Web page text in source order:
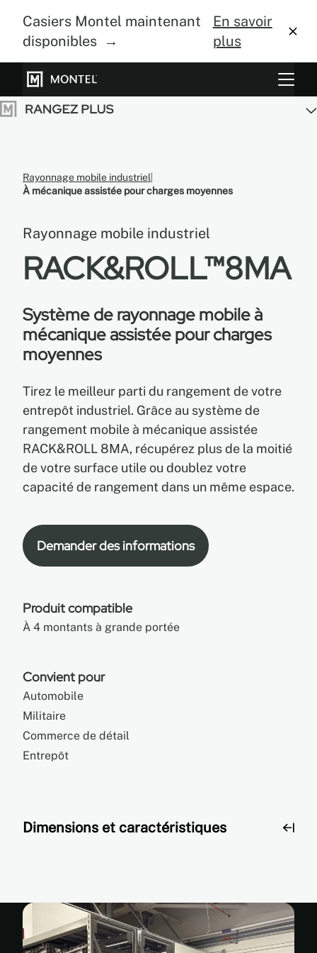
Casiers Montel maintenant
disponibles →
En savoir
plus
Systèmes de rangement
À propos
Blogue
Galerie
Rayonnage mobile industriel
À mécanique assistée pour charges moyennes
Rayonnage mobile industriel
RACK&ROLL™8MA
Système de rayonnage mobile à
mécanique assistée pour charges
moyennes
Tirez le meilleur parti du rangement de votre
entrepôt industriel. Grâce au système de
rangement mobile à mécanique assistée
RACK&ROLL 8MA, récupérez plus de la moitié
de votre surface utile ou doublez votre
capacité de rangement dans un même espace.
Demander des informations
Produit compatible
À 4 montants à grande portée
Convient pour
Automobile
Militaire
Commerce de détail
Entrepôt
Dimensions et caractéristiques
Dimensions